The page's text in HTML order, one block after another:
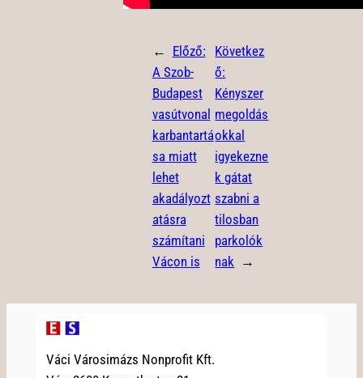
← Előző:
A Szob-
Budapest
vasútvonal
karbantartá
sa miatt
lehet
akadályozt
atásra
számítani
Vácon is
Következ
ő:
Kényszer
megoldás
okkal
igyekezne
k gátat
szabni a
tilosban
parkolók
nak →
Váci Városimázs Nonprofit Kft.